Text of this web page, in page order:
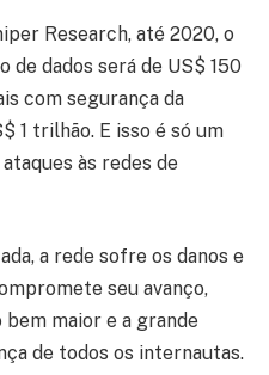
Research, até 2020, o
de dados será de US$ 150
com segurança da
1 trilhão. E isso é só um
às redes de
a rede sofre os danos e
seu avanço,
maior e a grande
de todos os internautas.